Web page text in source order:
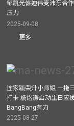
邹凯光馀迪伟麦沛东合
压力
2025-09-08
更多
连家颖荣升小师姐 一拖
打卡 杨煜谦启动生日应
BangBang有力
2025-08-27